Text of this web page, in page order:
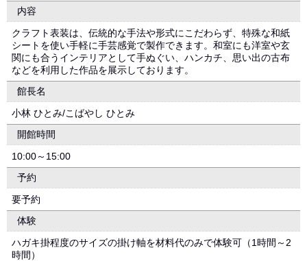
内容
クラフト表装は、伝統的な手法や形式にこだわらず、特殊な和紙
シートを使い手軽に手芸感覚で製作できます。和室にも洋室や玄
関にも合うインテリアとして手ぬぐい、ハンカチ、思い出の古布
などを利用した作品を展示しております。
館長名
小林 ひとみ/こばやし ひとみ
開館時間
10:00～15:00
予約
要予約
体験
ハガキ掛程度のサイズの掛け軸を材料代のみで体験可（1時間～2
時間）